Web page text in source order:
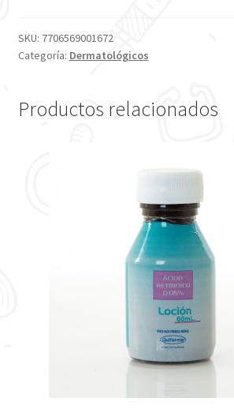
SKU: 7706569001672
Categoría: Dermatológicos
Productos relacionados